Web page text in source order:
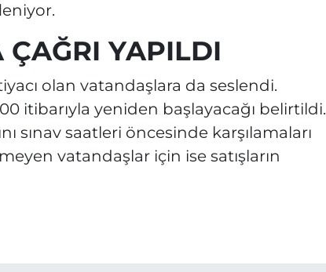
YAPILDI
olan vatandaşlara da seslendi.
itibarıyla yeniden başlayacağı belirtildi.
sınav saatleri öncesinde karşılamaları
vatandaşlar için ise satışların